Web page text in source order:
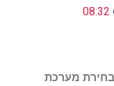
08:32
בחירת מערכת